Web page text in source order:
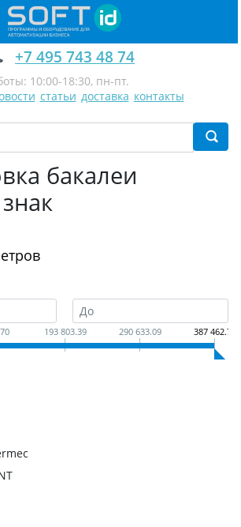
+7 495 743 48 74
10:00-18:30, пн-пт.
статьи доставка контакты
бакалеи
193 803.39 290 633.09 387 462.78